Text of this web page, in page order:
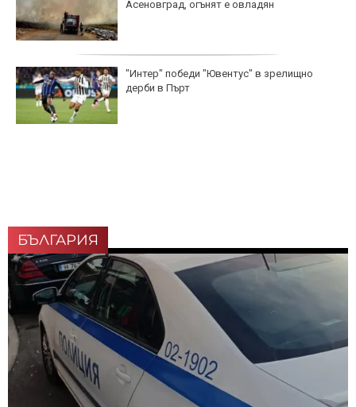
Асеновград, огънят е овладян
"Интер" победи "Ювентус" в зрелищно
дерби в Пърт
БЪЛГАРИЯ